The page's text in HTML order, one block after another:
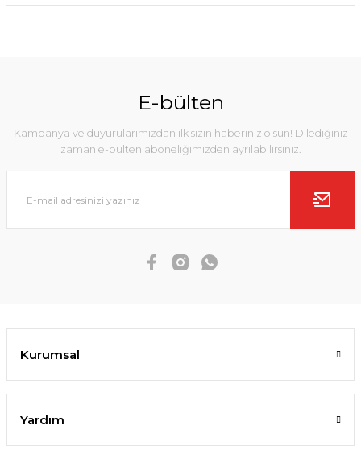
E-bülten
Kampanya ve duyurularımızdan ilk sizin haberiniz olsun! Dilediğiniz
zaman e-bülten aboneliğimizden ayrılabilirsiniz.
Kurumsal
Yardım